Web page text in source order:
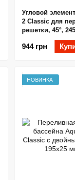
Угловой
2 Classic для
решетки, 45°,
944 грн
НОВИНКА